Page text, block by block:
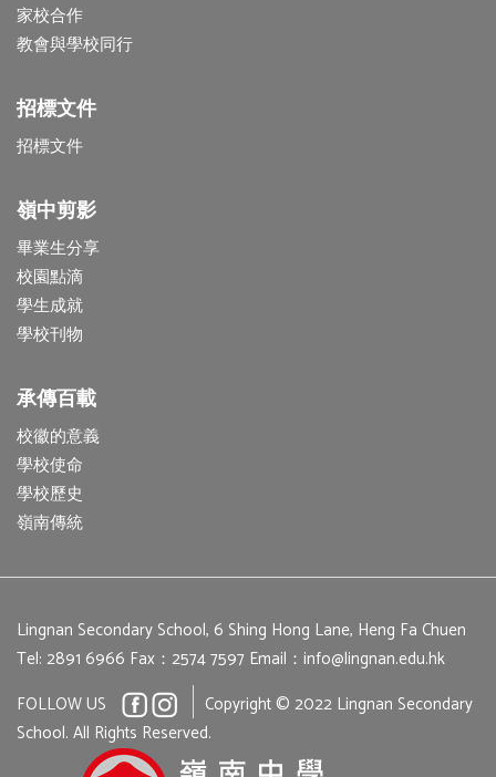
家校合作
教會與學校同行
招標文件
招標文件
嶺中剪影
畢業生分享
校園點滴
學生成就
學校刊物
承傳百載
校徽的意義
學校使命
學校歷史
嶺南傳統
Lingnan Secondary School, 6 Shing Hong Lane, Heng Fa Chuen
Tel: 2891 6966 Fax：2574 7597 Email： info@lingnan.edu.hk
FOLLOW US
Copyright © 2022 Lingnan Secondary
School. All Rights Reserved.